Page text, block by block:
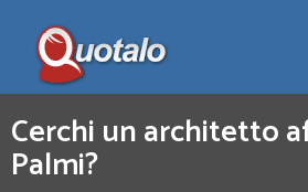
Cerchi un architetto
Palmi?